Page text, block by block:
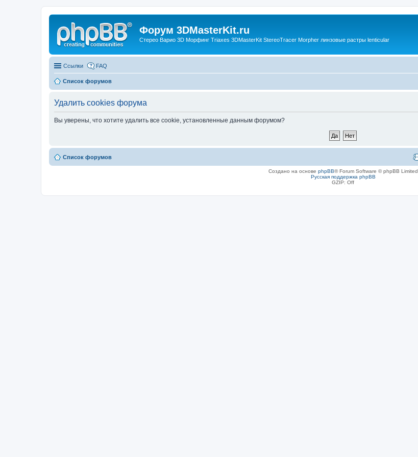
Форум 3DMasterKit.ru
Стерео Варио 3D Морфинг Triaxes 3DMasterKit StereoTracer Morpher линзовые растры lenticular
Ссылки FAQ
Список форумов
Удалить cookies форума
Вы уверены, что хотите удалить все cookie, установленные данным форумом?
Список форумов
Создано на основе phpBB® Forum Software © phpBB Limited
Русская поддержка phpBB
GZIP: Off